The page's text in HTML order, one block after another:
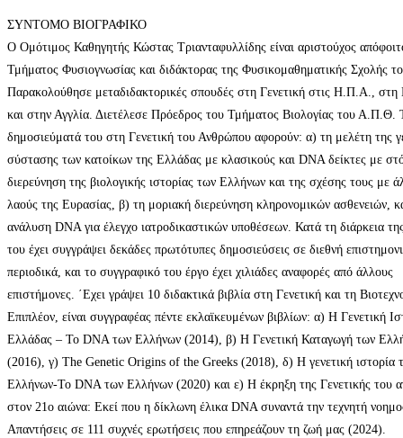
ΣΥΝΤΟΜΟ ΒΙΟΓΡΑΦΙΚΟ
Ο Ομότιμος Καθηγητής Κώστας Τριανταφυλλίδης είναι αριστούχος
Τμήματος Φυσιογνωσίας και διδάκτορας της Φυσικομαθηματικής Σχολής
Παρακολούθησε μεταδιδακτορικές σπουδές στη Γενετική στις Η.Π.Α., στη
και στην Αγγλία. Διετέλεσε Πρόεδρος του Τμήματος Βιολογίας του Α.Π.Θ.
δημοσιεύματά του στη Γενετική του Ανθρώπου αφορούν: α) τη μελέτη της
σύστασης των κατοίκων της Ελλάδας με κλασικούς και DNA δείκτες με
διερεύνηση της βιολογικής ιστορίας των Ελλήνων και της σχέσης τους με
λαούς της Ευρασίας, β) τη μοριακή διερεύνηση κληρονομικών ασθενειών,
ανάλυση DNA για έλεγχο ιατροδικαστικών υποθέσεων. Κατά τη διάρκεια
του έχει συγγράψει δεκάδες πρωτότυπες δημοσιεύσεις σε διεθνή
περιοδικά, και το συγγραφικό του έργο έχει χιλιάδες αναφορές από άλλους
επιστήμονες. ΄Εχει γράψει 10 διδακτικά βιβλία στη Γενετική και τη
Επιπλέον, είναι συγγραφέας πέντε εκλαϊκευμένων βιβλίων: α) Η Γενετική
Ελλάδας – Το DNA των Ελλήνων (2014), β) Η Γενετική Καταγωγή των
(2016), γ) The Genetic Origins of the Greeks (2018), δ) Η γενετική ιστορία
Ελλήνων-Το DNA των Ελλήνων (2020) και ε) H έκρηξη της Γενετικής του
στον 21ο αιώνα: Εκεί που η δίκλωνη έλικα DNA συναντά την τεχνητή
Απαντήσεις σε 111 συχνές ερωτήσεις που επηρεάζουν τη ζωή μας (2024).